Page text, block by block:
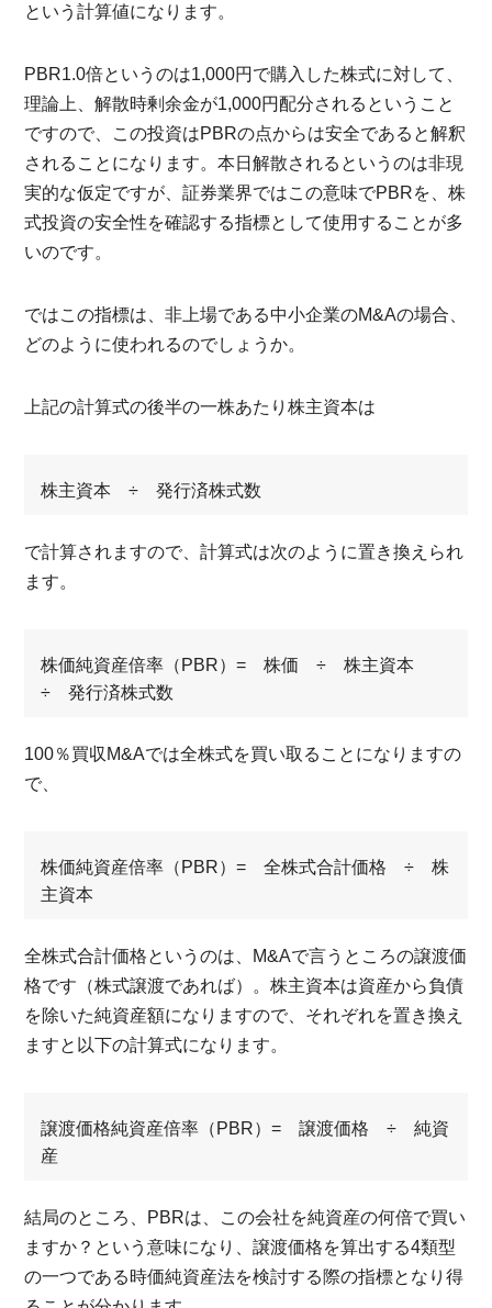
という計算値になります。
PBR1.0倍というのは1,000円で購入した株式に対して、
理論上、解散時剰余金が1,000円配分されるということ
ですので、この投資はPBRの点からは安全であると解釈
されることになります。本日解散されるというのは非現
実的な仮定ですが、証券業界ではこの意味でPBRを、株
式投資の安全性を確認する指標として使用することが多
いのです。
ではこの指標は、非上場である中小企業のM&Aの場合、
どのように使われるのでしょうか。
上記の計算式の後半の一株あたり株主資本は
株主資本 ÷ 発行済株式数
で計算されますので、計算式は次のように置き換えられ
ます。
株価純資産倍率（PBR）= 株価 ÷ 株主資本
÷ 発行済株式数
100％買収M&Aでは全株式を買い取ることになりますの
で、
株価純資産倍率（PBR）= 全株式合計価格 ÷ 株
主資本
全株式合計価格というのは、M&Aで言うところの譲渡価
格です（株式譲渡であれば）。株主資本は資産から負債
を除いた純資産額になりますので、それぞれを置き換え
ますと以下の計算式になります。
譲渡価格純資産倍率（PBR）= 譲渡価格 ÷ 純資
産
結局のところ、PBRは、この会社を純資産の何倍で買い
ますか？という意味になり、譲渡価格を算出する4類型
の一つである時価純資産法を検討する際の指標となり得